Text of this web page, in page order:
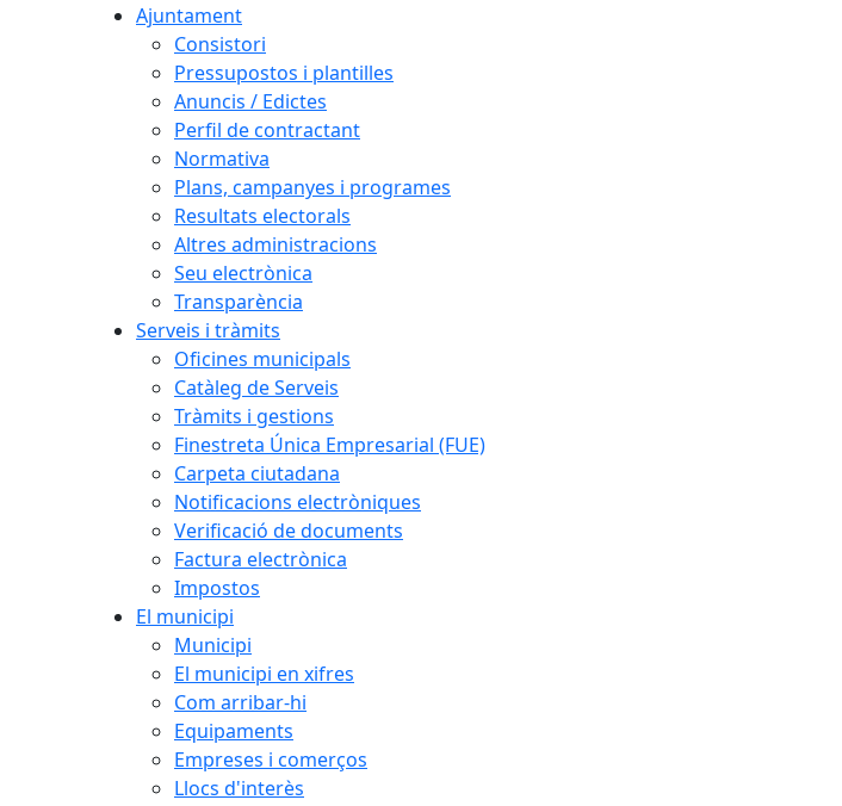
Ajuntament
Consistori
Pressupostos i plantilles
Anuncis / Edictes
Perfil de contractant
Normativa
Plans, campanyes i programes
Resultats electorals
Altres administracions
Seu electrònica
Transparència
Serveis i tràmits
Oficines municipals
Catàleg de Serveis
Tràmits i gestions
Finestreta Única Empresarial (FUE)
Carpeta ciutadana
Notificacions electròniques
Verificació de documents
Factura electrònica
Impostos
El municipi
Municipi
El municipi en xifres
Com arribar-hi
Equipaments
Empreses i comerços
Llocs d'interès